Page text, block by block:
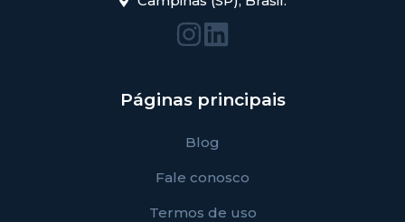
Páginas principais
Blog
Fale conosco
Termos de uso